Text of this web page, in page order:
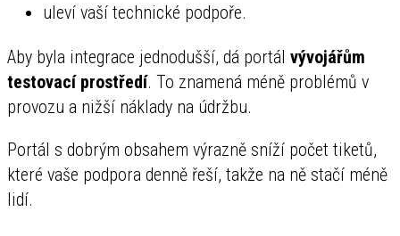
uleví vaší technické podpoře.
Aby byla integrace jednodušší, dá portál vývojářům
testovací prostředí. To znamená méně problémů v
provozu a nižší náklady na údržbu.
Portál s dobrým obsahem výrazně sníží počet tiketů,
které vaše podpora denně řeší, takže na ně stačí méně
lidí.